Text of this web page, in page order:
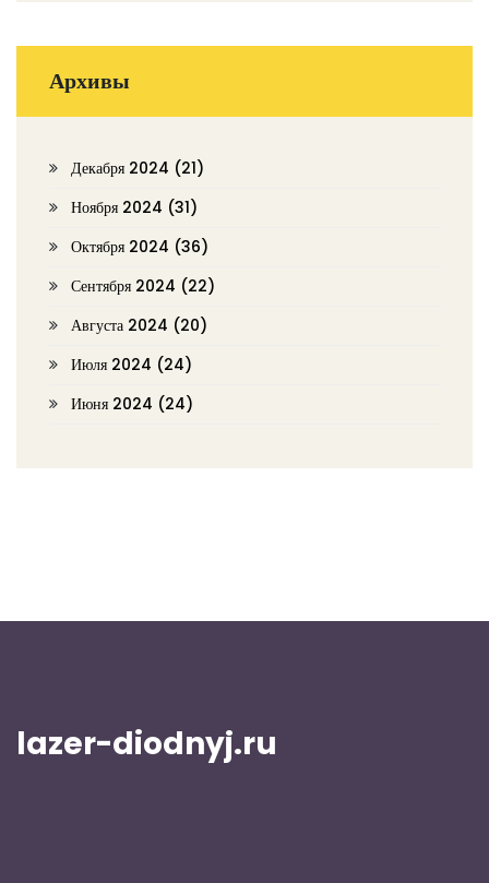
Архивы
Декабря 2024 (21)
Ноября 2024 (31)
Октября 2024 (36)
Сентября 2024 (22)
Августа 2024 (20)
Июля 2024 (24)
Июня 2024 (24)
lazer-diodnyj.ru